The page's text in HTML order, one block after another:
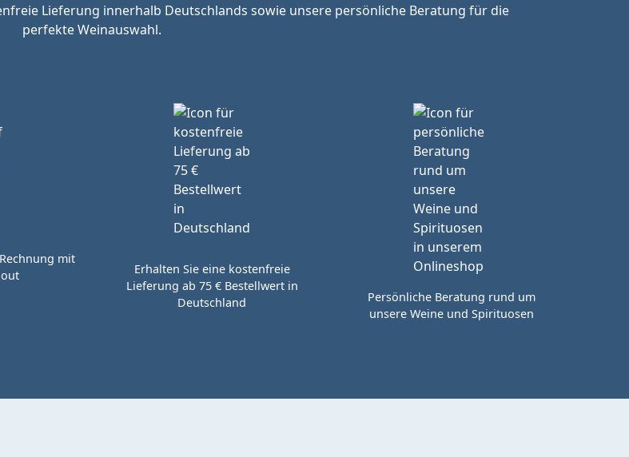
Lieferung innerhalb Deutschlands sowie unsere persönliche Beratung für die
perfekte Weinauswahl.
mit
out
Erhalten Sie eine kostenfreie
Lieferung ab 75 € Bestellwert in
Deutschland
Persönliche Beratung rund um
unsere Weine und Spirituosen